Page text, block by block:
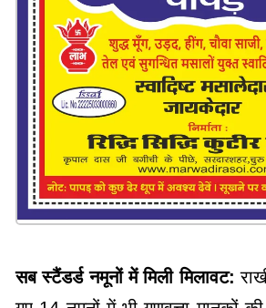
सब स्टैंडर्ड नमूनों में मिली मिलावट: